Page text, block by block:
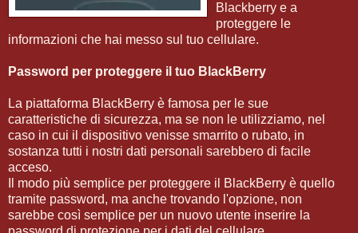
Blackberry e a
proteggere le
informazioni che hai messo sul tuo cellulare.
Password per proteggere il tuo BlackBerry
La piattaforma BlackBerry è famosa per le sue
caratteristiche di sicurezza, ma se non le utilizziamo, nel
caso in cui il dispositivo venisse smarrito o rubato, in
sostanza tutti i nostri dati personali sarebbero di facile
acceso.
Il modo più semplice per proteggere il BlackBerry è quello
tramite password, ma anche trovando l'opzione, non
sarebbe così semplice per un nuovo utente inserire la